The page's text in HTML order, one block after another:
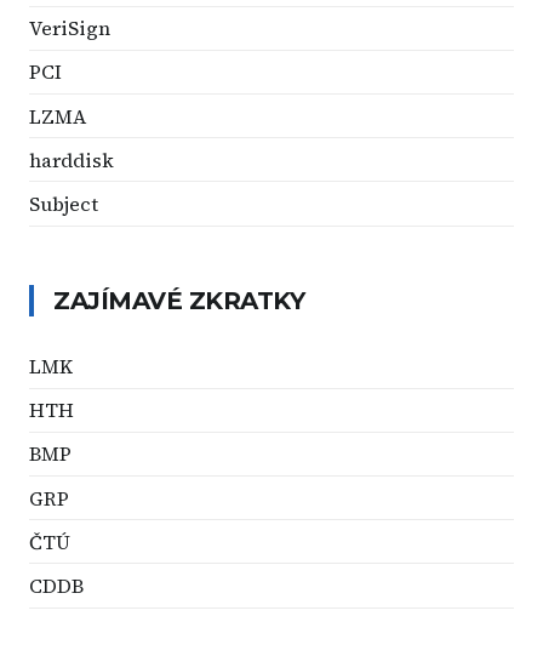
VeriSign
PCI
LZMA
harddisk
Subject
ZAJÍMAVÉ ZKRATKY
LMK
HTH
BMP
GRP
ČTÚ
CDDB